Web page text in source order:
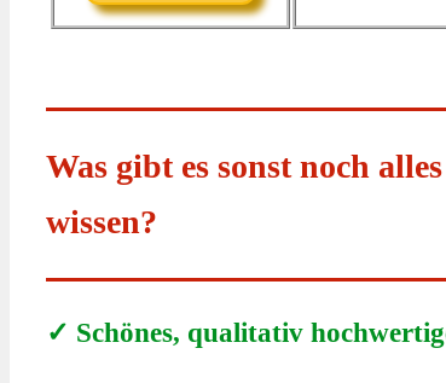
Was gibt es sonst noch
wissen?
✓ Schönes, qualitativ